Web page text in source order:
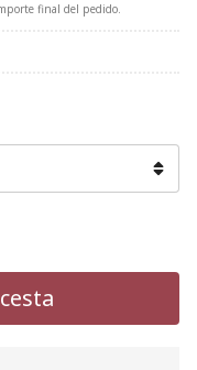
final del pedido.